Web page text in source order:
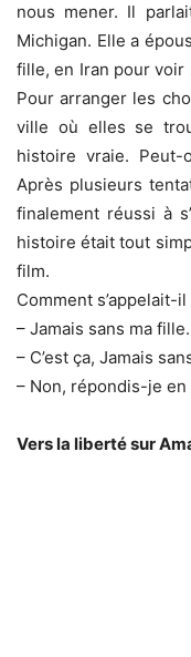
nous mener. Il
Michigan. Elle a
fille, en Iran pour voir
Pour arranger les
ville où elles se
histoire vraie.
Après plusieurs
finalement réussi à
histoire était tout
film.
Comment s’appelait-il
– Jamais sans ma fille.
– C’est ça, Jamais
– Non, répondis-je en
Vers la liberté sur